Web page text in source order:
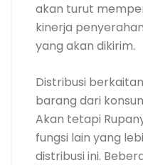
akan turut
kinerja
yang akan dikirim.
Distribusi
barang dari
Akan tetapi
fungsi lain yang
distribusi ini.